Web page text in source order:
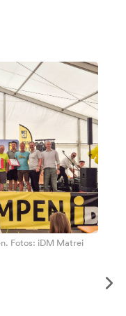
Fotos: iDM Matrei